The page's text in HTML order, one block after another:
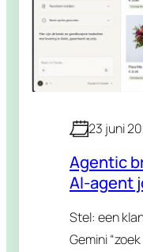
23 juni
Agentic
AI-agent
Stel: een
Gemini